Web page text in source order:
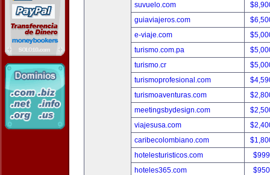
suvuelo.com
guiaviajeros.com
e-viaje.com
turismo.com.pa
turismo.cr
turismoprofesional.com
turismoaventuras.com
meetingsbydesign.com
viajesusa.com
caribecolombiano.com
hotelesturisticos.com
hoteles365.com